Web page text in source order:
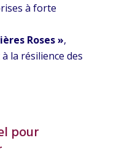
à forte
Roses »,
la résilience des
pour